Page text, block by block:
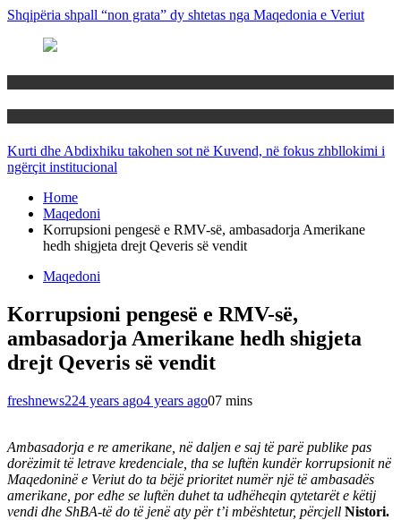
Shqipëria shpall “non grata” dy shtetas nga Maqedonia e Veriut
Kurti dhe Abdixhiku takohen sot në Kuvend, në fokus zhbllokimi i
ngërçit institucional
Home
Maqedoni
Korrupsioni pengesë e RMV-së, ambasadorja Amerikane
hedh shigjeta drejt Qeveris së vendit
Maqedoni
Korrupsioni pengesë e RMV-së,
ambasadorja Amerikane hedh shigjeta
drejt Qeveris së vendit
freshnews224 years ago4 years ago07 mins
Ambasadorja e re amerikane, në daljen e saj të parë publike pas
dorëzimit të letrave kredenciale, tha se luftën kundër korrupsionit në
Maqedoninë e Veriut do ta bëjë prioritet numër një të ambasadës
amerikane, por edhe se luftën duhet ta udhëheqin qytetarët e këtij
vendi dhe ShBA-të do të jenë aty për t’i mbështetur, përcjell Nistori.